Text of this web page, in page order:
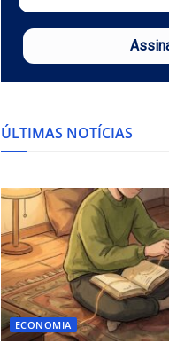
ÚLTIMAS NOTÍCIAS
ECONOMIA